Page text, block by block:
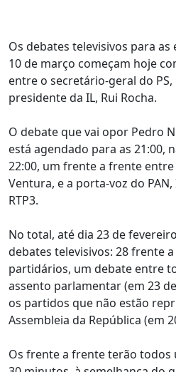
Os debates televisivos para as
10 de março começam hoje
entre o secretário-geral do
presidente da IL, Rui Rocha.
O debate que vai opor Pedro
está agendado para as 21:00,
22:00, um frente a frente
Ventura, e a porta-voz do PAN,
RTP3.
No total, até dia 23 de
debates televisivos: 28 frente
partidários, um debate entre
assento parlamentar (em 23
os partidos que não estão
Assembleia da República (em
Os frente a frente terão todos